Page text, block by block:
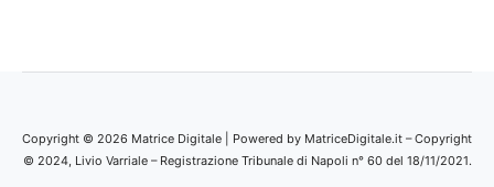
Copyright © 2026 Matrice Digitale | Powered by MatriceDigitale.it – Copyright
© 2024, Livio Varriale – Registrazione Tribunale di Napoli n° 60 del 18/11/2021.